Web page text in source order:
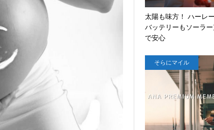
太陽も味方！ ハーレ
バッテリーもソーラ
で安心
そらにマイル